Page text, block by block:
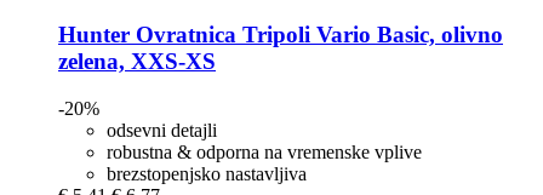
Hunter Ovratnica Tripoli Vario Basic, olivno
zelena, XXS-​XS
-20%
odsevni detajli
robustna & odporna na vremenske vplive
brezstopenjsko nastavljiva